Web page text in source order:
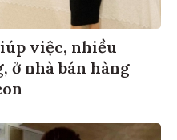
việc, nhiều
ở nhà bán hàng